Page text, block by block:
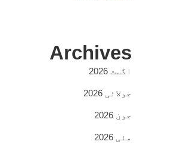
Archives
اگست 2026
جولائی 2026
جون 2026
مئی 2026